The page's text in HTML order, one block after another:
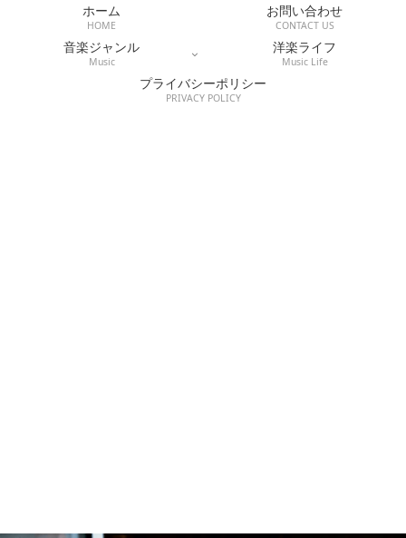
ホーム
HOME
お問い合わせ
CONTACT US
音楽ジャンル
Music
洋楽ライフ
Music Life
プライバシーポリシー
PRIVACY POLICY